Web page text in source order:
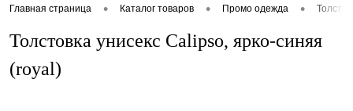
Главная страница • Каталог товаров • Промо одежда •
Толстовка унисекс Calipso, ярко-синяя
(royal)